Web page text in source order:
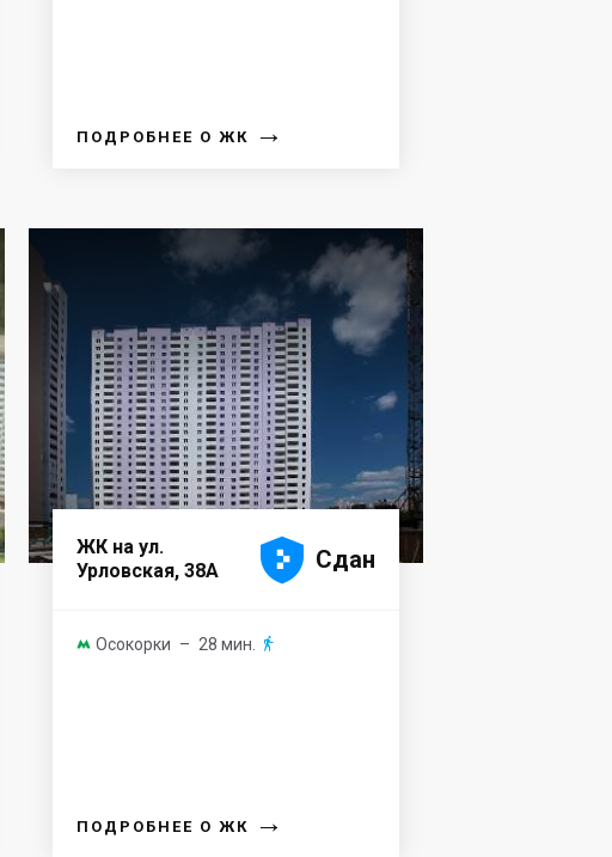
ПОДРОБНЕЕ О ЖК →
ЖК на ул.
Урловская, 38А




 Сдан
 Осокорки – 28 мин. 
ПОДРОБНЕЕ О ЖК →